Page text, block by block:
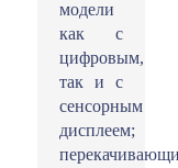
модели
как с
цифровым,
так и с
сенсорным
дисплеем;